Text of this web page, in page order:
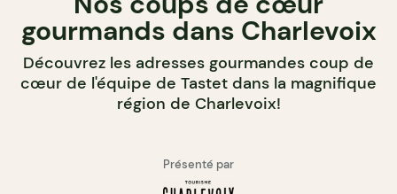
gourmands dans Charlevoix
Découvrez les adresses gourmandes coup de
cœur de l'équipe de Tastet dans la magnifique
région de Charlevoix!
Présenté par